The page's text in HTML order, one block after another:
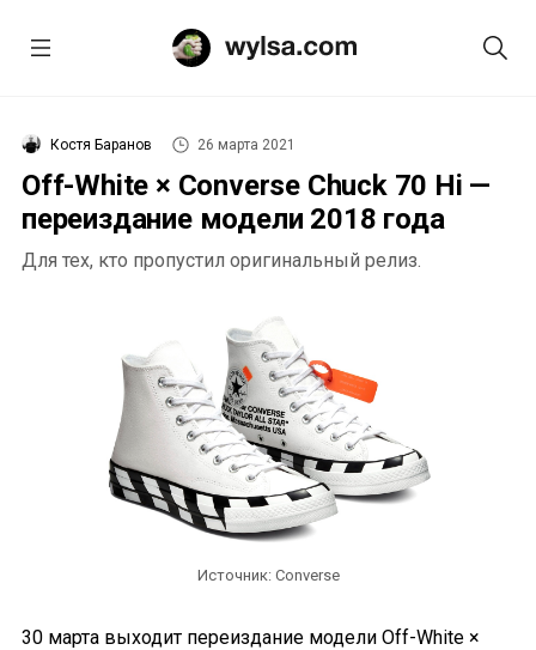
Костя Баранов 26 марта 2021
Off-White × Converse Chuck 70 Hi —
переиздание модели 2018 года
Для тех, кто пропустил оригинальный релиз.
Источник: Converse
30 марта выходит переиздание модели Off-White ×